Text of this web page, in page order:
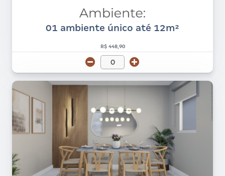
01 ambiente único até 12m²
R$ 448,90